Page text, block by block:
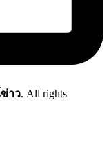
าว. All rights